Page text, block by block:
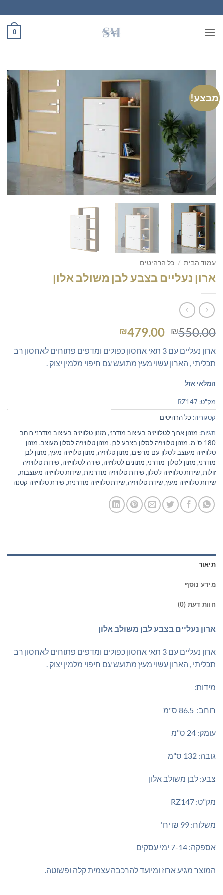
to
content
0
מבצע!
עמוד הבית / כל הרהיטים
ארון נעליים בצבע לבן משולב אלון
₪550.00
המחיר
היה:
₪550.00.
₪479.00
הוא:
₪479.00.
ארון נעליים עם 3 תאי אחסון כפולים ומדפים פתוחים לאחסון רב
תכליתי , הארון עשוי מעץ מתועש עם חיפוי מלמין יצוק .
המלאי אזל
מק"ט: RZ147
קטגוריה: כל הרהיטים
תגיות: מזנון ארוך לטלוויזיה בעיצוב מודרני, מזנון טלוויזיה בעיצוב מודרני רוחב
180 ס"מ
, מזנון טלוויזיה לסלון בצבע לבן, מזנון טלוויזיה לסלון מעוצב, מזנון
טלוויזיה מעוצב לסלון עם מדפים, מזנון טלויזיה, מזנון טלויזיה מעץ, מזנון לבן
מודרני, מזנון לסלון מודרני, מזנונים לטלויזיה,שידה לטלוויזיה,שידות טלוויזיה
זולות,שידות טלוויזיה לסלון,שידות טלוויזיה מודרניות,שידות טלוויזיה מעוצבות,
שידות טלוויזיה מעץ,שידת טלוויזיה,שידת טלוויזיה מודרנית,שידת טלוויזיה קטנה
תיאור
מידע נוסף
חוות דעת (0)
ארון נעליים בצבע לבן משולב אלון
ארון נעליים עם 3 תאי אחסון כפולים ומדפים פתוחים לאחסון רב
תכליתי , הארון עשוי מעץ מתועש עם חיפוי מלמין יצוק .
מידות:
רוחב: 86.5 ס"מ
עומק: 24 ס"מ
גובה: 132 ס"מ
צבע: לבן משולב אלון
מק"ט: RZ147
משלוח: 99 ₪ יח'
אספקה: 7-14 ימי עסקים
המוצר מגיע ארוז ומיועד להרכבה עצמית קלה ופשוטה.